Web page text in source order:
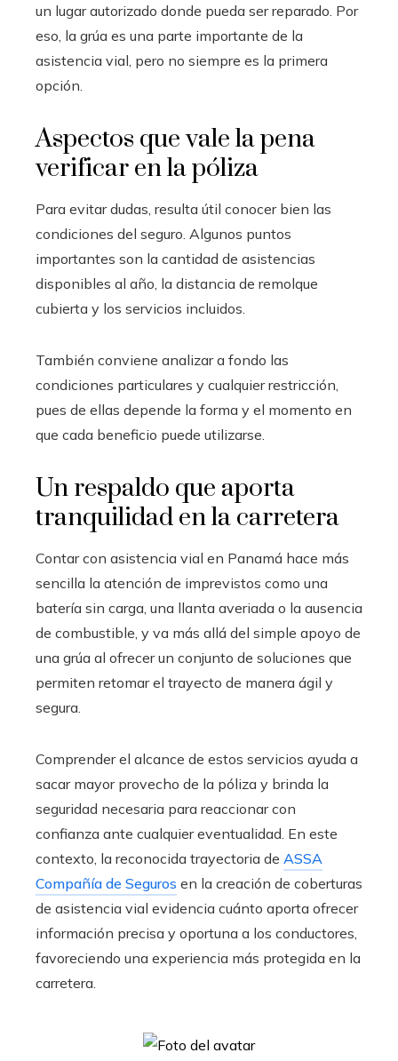
un lugar autorizado donde pueda ser reparado. Por
eso, la grúa es una parte importante de la
asistencia vial, pero no siempre es la primera
opción.
Aspectos que vale la pena
verificar en la póliza
Para evitar dudas, resulta útil conocer bien las
condiciones del seguro. Algunos puntos
importantes son la cantidad de asistencias
disponibles al año, la distancia de remolque
cubierta y los servicios incluidos.
También conviene analizar a fondo las
condiciones particulares y cualquier restricción,
pues de ellas depende la forma y el momento en
que cada beneficio puede utilizarse.
Un respaldo que aporta
tranquilidad en la carretera
Contar con asistencia vial en Panamá hace más
sencilla la atención de imprevistos como una
batería sin carga, una llanta averiada o la ausencia
de combustible, y va más allá del simple apoyo de
una grúa al ofrecer un conjunto de soluciones que
permiten retomar el trayecto de manera ágil y
segura.
Comprender el alcance de estos servicios ayuda a
sacar mayor provecho de la póliza y brinda la
seguridad necesaria para reaccionar con
confianza ante cualquier eventualidad. En este
contexto, la reconocida trayectoria de ASSA
Compañía de Seguros en la creación de coberturas
de asistencia vial evidencia cuánto aporta ofrecer
información precisa y oportuna a los conductores,
favoreciendo una experiencia más protegida en la
carretera.